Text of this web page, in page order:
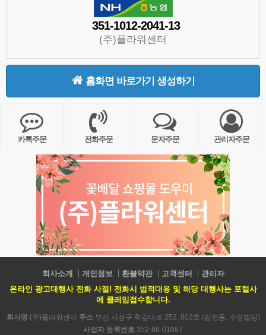
351-1012-2041-13
(주)플라워센터
홈화면 바로가기 생성하기
카톡주문 전화주문 문자주문 관리자주문
회사소개 개인정보 환불약관 고객센터
관리자
온라인 광고대행사 전화 사절! 전화시 법적대응 및 해당 대행사는 포털사
에 클레임접수합니다.
회사명 (주)플라워센터 주소부산 사상구 학감대로 252, 802호 (감전동, 수성빌딩)
사업자 등록번호 352-86-01087